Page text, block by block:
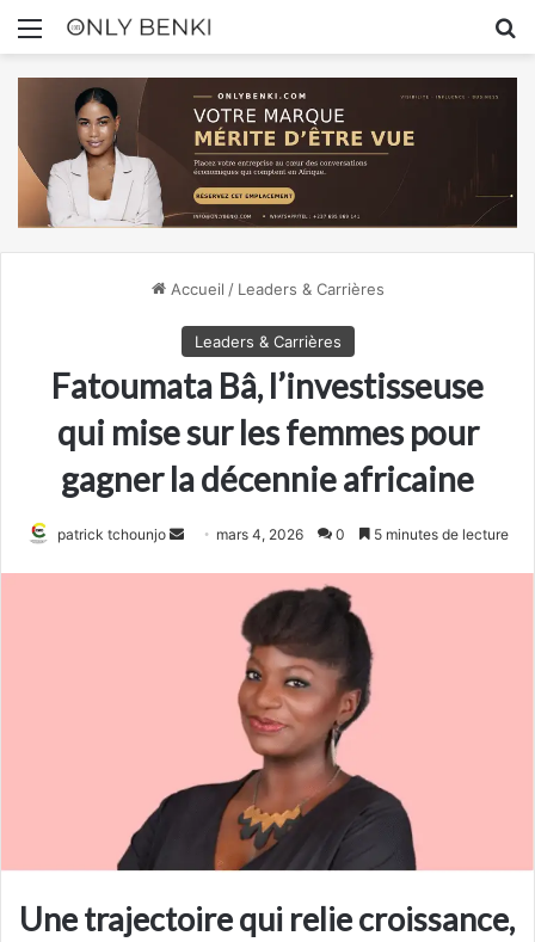
Menu
Accueil / Leaders & Carrières
Leaders & Carrières
Fatoumata Bâ, l’investisseuse
qui mise sur les femmes pour
gagner la décennie africaine
patrick tchounjo
Envoyermars 4, 2026 0 5 minutes de lecture
Une trajectoire qui relie croissance,